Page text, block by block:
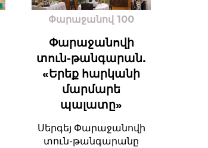
Փարաջանով 100
Փարաջանովի
տուն-թանգարան.
«Երեք հարկանի
մարմարե
պալատը»
Սերգեյ Փարաջանովի
տուն-թանգարանը